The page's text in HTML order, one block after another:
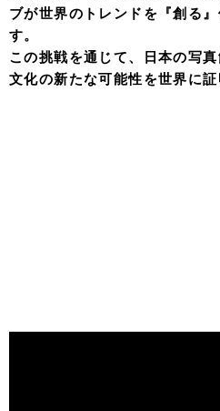
ブが世界のトレンドを『創る
す。
この挑戦を通じて、日本の写
文化の新たな可能性を世界に証